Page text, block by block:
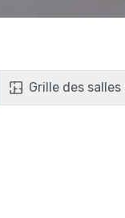
Grille des